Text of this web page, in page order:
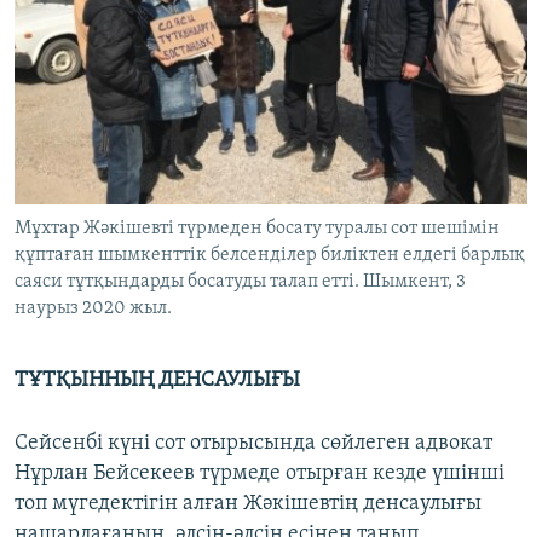
Мұхтар Жәкішевті түрмеден босату туралы сот шешімін
құптаған шымкенттік белсенділер биліктен елдегі барлық
саяси тұтқындарды босатуды талап етті. Шымкент, 3
наурыз 2020 жыл.
ТҰТҚЫННЫҢ ДЕНСАУЛЫҒЫ
Сейсенбі күні сот отырысында сөйлеген адвокат
Нұрлан Бейсекеев түрмеде отырған кезде үшінші
топ мүгедектігін алған Жәкішевтің денсаулығы